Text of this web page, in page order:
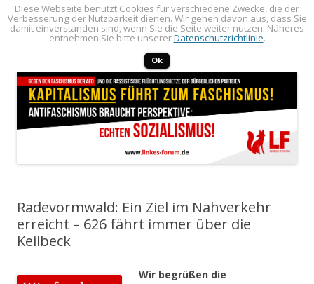
LINKES FORUM
Politik öffentlich machen!
Menü Zum Inhalt springen
Radevormwald: Ein Ziel im Nahverkehr
erreicht – 626 fährt immer über die
Keilbeck
Wir begrüßen die
Diese Webseite benutzt Cookies für verschiedene Zwecke, die der
Verbesserung der Nutzbarkeit dienen. Wir gehen davon aus, dass Sie
damit einverstanden sind, wenn Sie die Seite weiter nutzen. Näheres
entnehmen Sie bitte unsererDatenschutzrichtlinie.
Ok